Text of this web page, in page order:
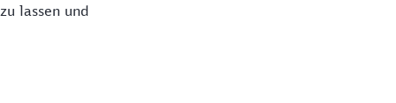
lassen und